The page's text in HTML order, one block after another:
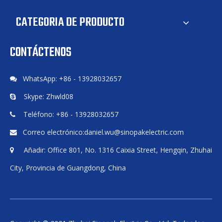
Sinopak 11kV exterior
refrigerado por agua SVG
para transformador de
CATEGORIA DE PRODUCTO
CONTÁCTENOS
 WhatsApp: +86 - 13928032657
 Skype: Zhwld08
 Teléfono: +86 - 13928032657
 Correo electrónico:daniel.wu@sinopakelectric.com
 Añadir: Office 801, No. 1316 Caixia Street, Hengqin, Zhuhai
City, Provincia de Guangdong, China